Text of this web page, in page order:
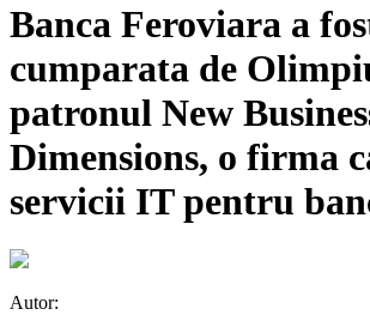
Banca Feroviara a
cumparata de
patronul New
Dimensions, o firma
servicii IT pentru
Autor: